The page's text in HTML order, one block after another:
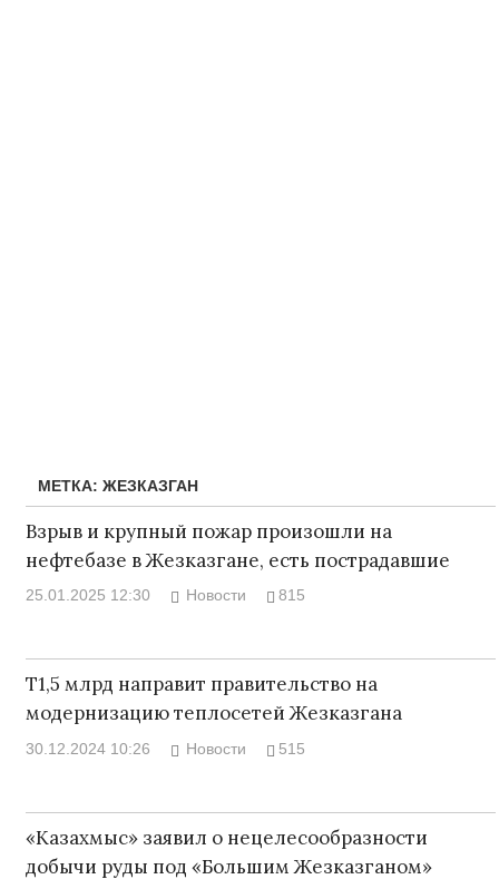
МЕТКА: ЖЕЗКАЗГАН
Взрыв и крупный пожар произошли на
нефтебазе в Жезказгане, есть пострадавшие
25.01.2025 12:30 Новости 815
Т1,5 млрд направит правительство на
модернизацию теплосетей Жезказгана
30.12.2024 10:26 Новости 515
«Казахмыс» заявил о нецелесообразности
добычи руды под «Большим Жезказганом»